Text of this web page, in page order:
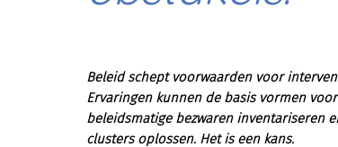
Beleid schept voorwaarden voor
Ervaringen kunnen de basis vormen
beleidsmatige bezwaren inventariseren
clusters oplossen. Het is een kans.